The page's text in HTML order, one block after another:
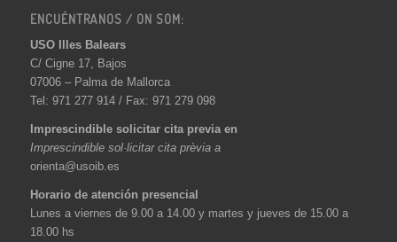
ENCUÉNTRANOS / ON SOM:
USO Illes Balears
C/ Cigne 17, Bajos
07006 – Palma de Mallorca
Tel: 971 277 914 / Fax: 971 279 098
Imprescindible solicitar cita previa en
Imprescindible sol·licitar cita prèvia a
orienta@usoib.es
Horario de atención presencial
Lunes a viernes de 9.00 a 14.00 y martes y jueves de 15.00 a
18.00 hs